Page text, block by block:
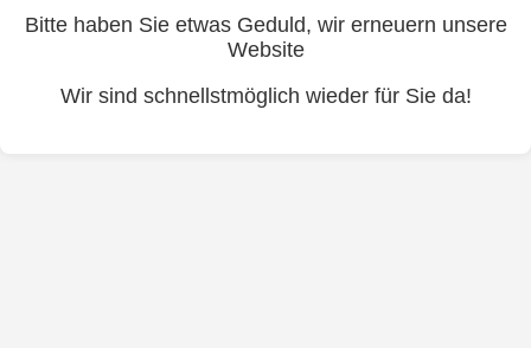
Bitte haben Sie etwas Geduld, wir erneuern unsere
Website
Wir sind schnellstmöglich wieder für Sie da!